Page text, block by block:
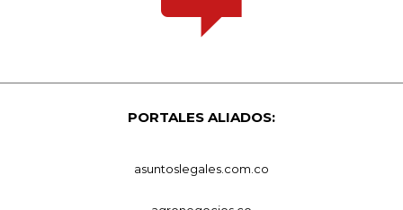
PORTALES ALIADOS:
asuntoslegales.com.co